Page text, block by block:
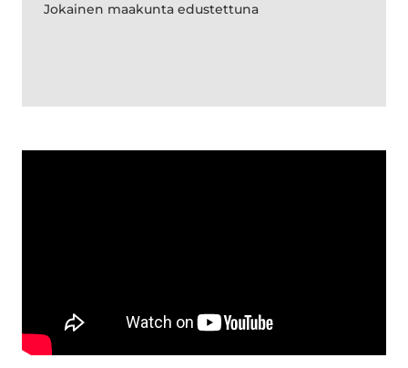
Jokainen maakunta edustettuna